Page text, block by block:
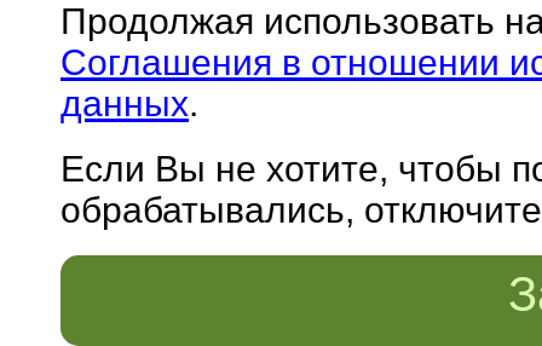
Продолжая использовать
Соглашения в отношении
данных.
Если Вы не хотите, чтобы
обрабатывались,